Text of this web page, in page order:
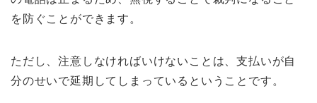
を防ぐことができます。
ただし、注意しなければいけないことは、支払いが自
分のせいで延期してしまっているということです。